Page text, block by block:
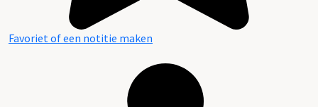
Favoriet of een notitie maken